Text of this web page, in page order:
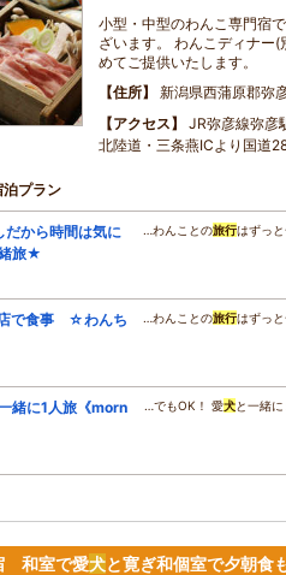
小型・中型のわんこ専門宿
ざいます。 わんこディナー
めてご提供いたします。
住所
新潟県西蒲原郡弥
アクセス
JR弥彦線弥彦
北陸道・三条燕ICより国道
泊プラン
から時間は気に
旅★
…わんことの旅行はずっと
店で食事 ☆わんち
…わんことの旅行はずっと
緒に1人旅《morn
…でもOK！ 愛犬と一緒に
和室で愛犬と寛ぎ和個室で夕朝食